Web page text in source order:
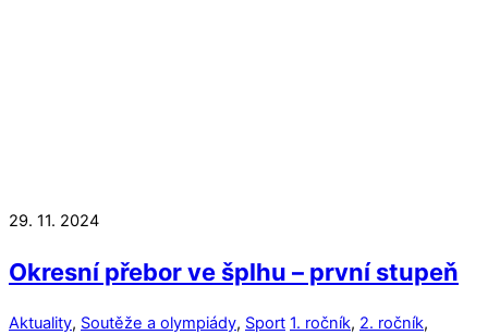
29. 11. 2024
Okresní přebor ve šplhu – první stupeň
Aktuality, Soutěže a olympiády, Sport 1. ročník, 2. ročník,